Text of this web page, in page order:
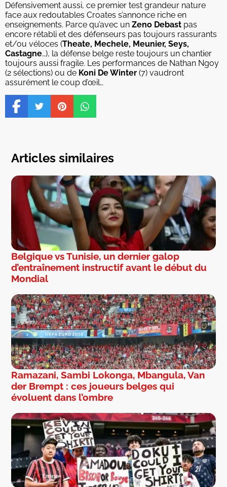
Défensivement aussi, ce premier test grandeur nature
face aux redoutables Croates s’annonce riche en
enseignements. Parce qu’avec un Zeno Debast pas
encore rétabli et des défenseurs pas toujours rassurants
et/ou véloces (Theate, Mechele, Meunier, Seys,
Castagne…), la défense belge reste toujours un chantier
toujours aussi fragile. Les performances de Nathan Ngoy
(2 sélections) ou de Koni De Winter (7) vaudront
assurément le coup d’œil…
Articles similaires
Belgique vs Tunisie, un dernier galop
d’entraînement instructif avant le début du
Mondial
Ramazani, Sambi Lokonga, Mbangula, Van
der Brempt : ces joueurs belges qui
évoluent dans l’ombre